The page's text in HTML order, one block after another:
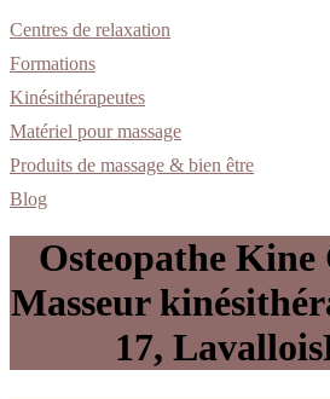
Centres de relaxation
Formations
Kinésithérapeutes
Matériel pour massage
Produits de massage & bien être
Blog
Osteopathe Kine
Masseur
17,